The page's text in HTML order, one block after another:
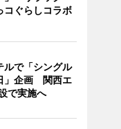
コぐらしコラボ
ルで「シングル
」企画 関西エ
で実施へ